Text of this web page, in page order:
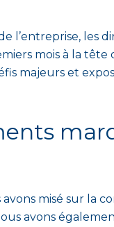
l’entreprise, les
mois à la
majeurs et
avons misé sur la
avons